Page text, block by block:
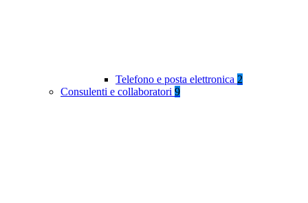
Telefono e posta elettronica 2
Consulenti e collaboratori 9